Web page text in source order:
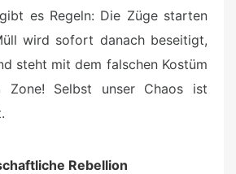
es Regeln: Die Züge starten
wird sofort danach beseitigt,
steht mit dem falschen Kostüm
Zone! Selbst unser Chaos ist
Rebellion